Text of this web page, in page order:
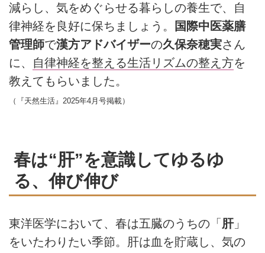
減らし、気をめぐらせる暮らしの養生で、自
律神経を良好に保ちましょう。
国際中医薬膳
管理師で漢方アドバイザーの久保奈穂実さん
に、 自律神経を整える生活リズムの整え方を
教えてもらいました。
（『天然生活』2025年4月号掲載）
春は“肝”を意識してゆるゆ
る、伸び伸び
東洋医学において、春は五臓のうちの「 肝」
をいたわりたい季節。肝は血を貯蔵し、気の